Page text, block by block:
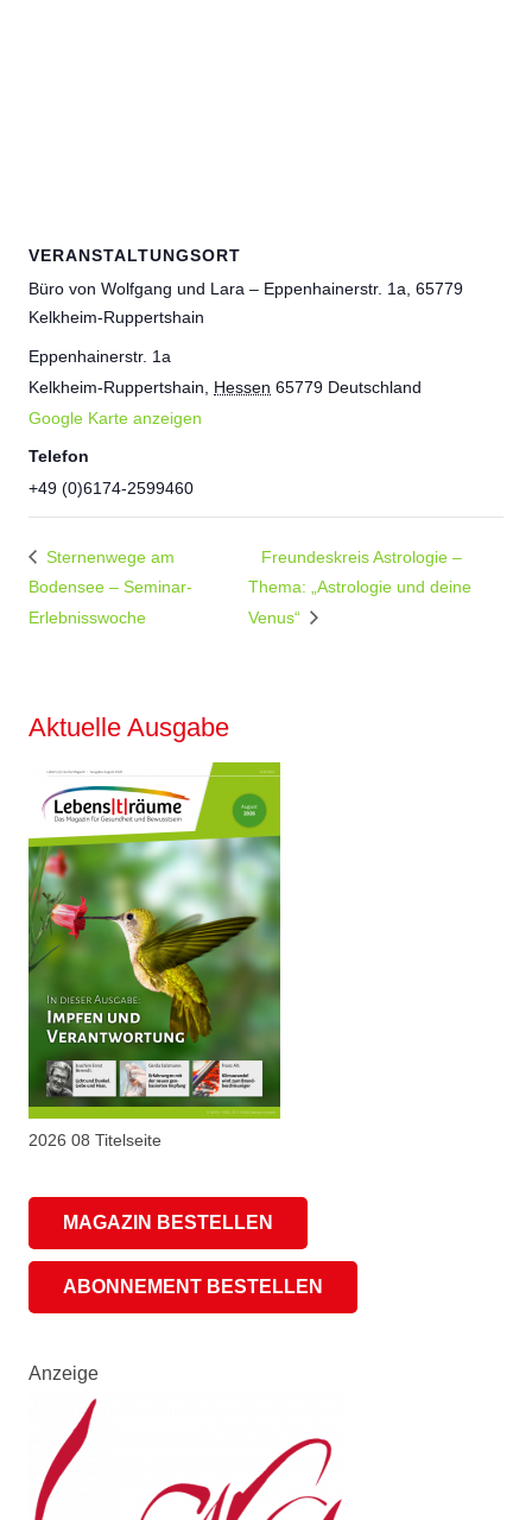
VERANSTALTUNGSORT
Büro von Wolfgang und Lara – Eppenhainerstr. 1a, 65779
Kelkheim-Ruppertshain
Eppenhainerstr. 1a
Kelkheim-Ruppertshain
Hessen 65779 Deutschland
Google Karte anzeigen
Telefon
+49 (0)6174-2599460
Sternenwege am
Bodensee – Seminar-
Erlebnisswoche
Freundeskreis Astrologie –
Thema: „Astrologie und deine
Venus“
Aktuelle Ausgabe
2026 08 Titelseite
MAGAZIN BESTELLEN
ABONNEMENT BESTELLEN
Anzeige